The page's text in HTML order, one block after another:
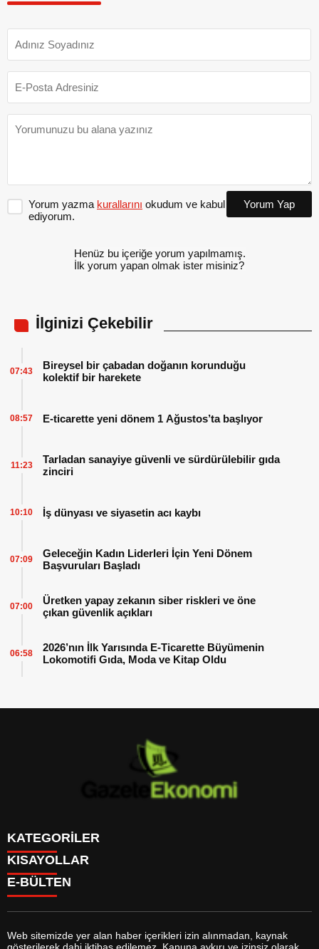
Yorum yazma kurallarını okudum ve kabul
ediyorum.
Yorum Yap
Henüz bu içeriğe yorum yapılmamış.
İlk yorum yapan olmak ister misiniz?
İlginizi Çekebilir
Bireysel bir çabadan doğanın korunduğu
kolektif bir harekete
07:43
E-ticarette yeni dönem 1 Ağustos’ta başlıyor
08:57
Tarladan sanayiye güvenli ve sürdürülebilir gıda
zinciri
11:23
İş dünyası ve siyasetin acı kaybı
10:10
Geleceğin Kadın Liderleri İçin Yeni Dönem
Başvuruları Başladı
07:09
Üretken yapay zekanın siber riskleri ve öne
çıkan güvenlik açıkları
07:00
2026’nın İlk Yarısında E-Ticarette Büyümenin
Lokomotifi Gıda, Moda ve Kitap Oldu
06:58
KATEGORİLER
GÜNDEM
DÜNYA
SİYASET
MAGAZİN
SAĞLIK
KISAYOLLAR
BURÇLAR
CANLI TV
FİKSTÜR
E-BÜLTEN
Web sitemizde yer alan haber içerikleri izin alınmadan, kaynak